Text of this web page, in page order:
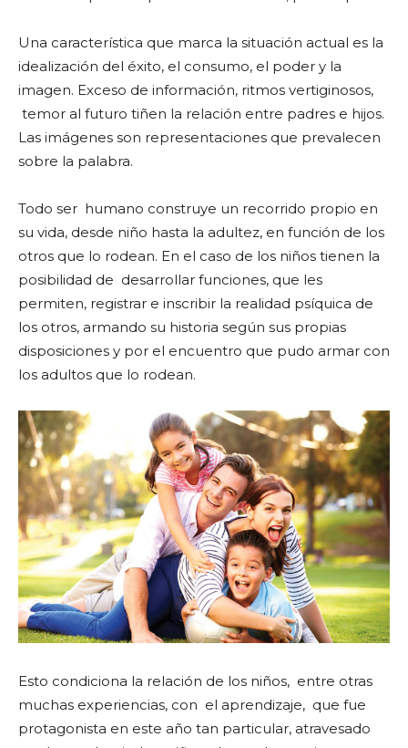
Una característica que marca la situación actual es la
idealización del éxito, el consumo, el poder y la
imagen. Exceso de información, ritmos vertiginosos,
temor al futuro tiñen la relación entre padres e hijos.
Las imágenes son representaciones que prevalecen
sobre la palabra.
Todo ser humano construye un recorrido propio en
su vida, desde niño hasta la adultez, en función de los
otros que lo rodean. En el caso de los niños tienen la
posibilidad de desarrollar funciones, que les
permiten, registrar e inscribir la realidad psíquica de
los otros, armando su historia según sus propias
disposiciones y por el encuentro que pudo armar con
los adultos que lo rodean.
Esto condiciona la relación de los niños, entre otras
muchas experiencias, con el aprendizaje, que fue
protagonista en este año tan particular, atravesado